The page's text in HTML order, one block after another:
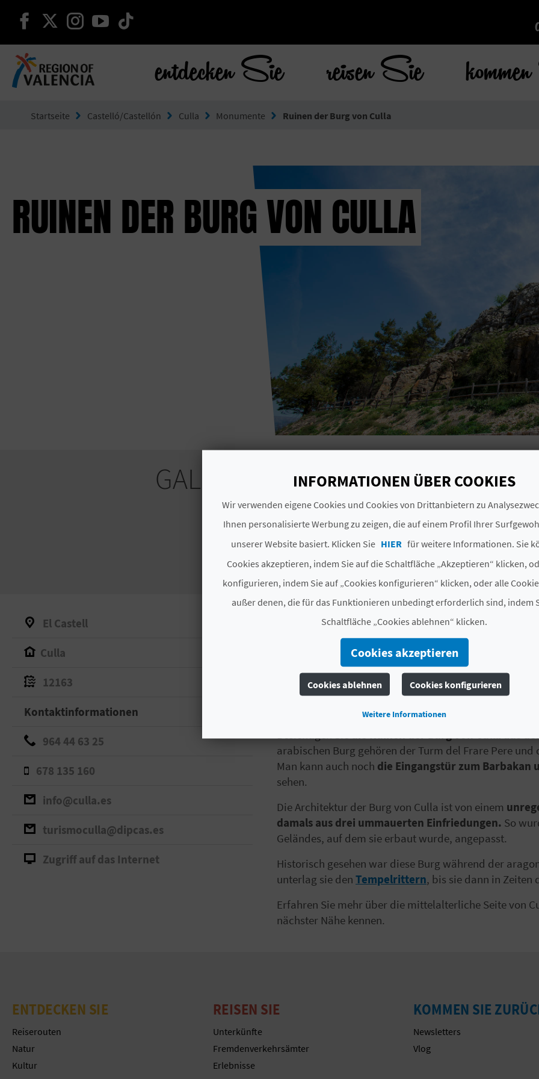
weiter auf facebook
weiter auf twitter
weiter auf instagram
weiter auf youtube
entdecken Sie reisen Sie
Startseite Castelló/Castellón Culla Monumente Ruinen der Burg von Culla
RUINEN DER BURG VON CULLA
GALERIE
El Castell
Culla
12163
Kontaktinformationen
964 44 63 25
678 135 160
info@culla.es
turismoculla@dipcas.es
Zugriff auf das Internet
Erkunden Sie Culla und ihre mittelalterliche Seite
Entdecken Sie Culla und erfahren Sie, warum es als
Traditionen und Kultur gibt es an dieses wunderbare
die Altstadt, die zur Städte von kulturellem Interesse
mittelalterlichste und magischste Seite von Culla.
die Ruinen der Burg von Culla aus
arabischen Burg gehören der Turm del Frare Pere
Man kann auch noch die Eingangstür zum Barbakan
sehen.
Die Architektur der Burg von Culla ist von einem
damals aus drei ummauerten Einfriedungen. So
Geländes, auf dem sie erbaut wurde, angepasst.
Historisch gesehen war diese Burg während der
unterlag sie den Tempelrittern, bis sie dann in Zeiten
Erfahren Sie mehr über die mittelalterliche Seite von
nächster Nähe kennen.
ENTDECKEN SIE
Reiserouten
Natur
Kultur
REISEN SIE
Unterkünfte
Fremdenverkehrsämter
Erlebnisse
KOMMEN SIE
Newsletters
Vlog
INFORMATIONEN ÜBER COOKIES
Wir verwenden eigene Cookies und Cookies von Drittanbietern zu
Ihnen personalisierte Werbung zu zeigen, die auf einem Profil Ihrer
unserer Website basiert. Klicken Sie HIER für weitere Informationen. Sie
Cookies akzeptieren, indem Sie auf die Schaltfläche „Akzeptieren“ klicken,
konfigurieren, indem Sie auf „Cookies konfigurieren“ klicken, oder alle
außer denen, die für das Funktionieren unbedingt erforderlich sind, indem
Schaltfläche „Cookies ablehnen“ klicken.
Cookies akzeptieren
Cookies ablehnen Cookies konfigurieren
Weitere Informationen